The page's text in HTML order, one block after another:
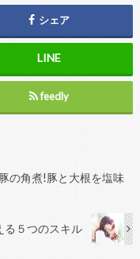
シェア
feedly
の角煮!豚と大根を塩味
る５つのスキル